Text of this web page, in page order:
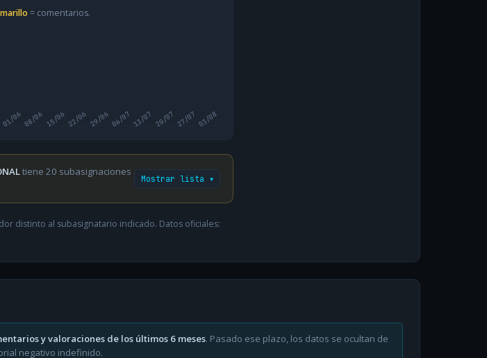
= comentarios.
01/0608/06 15/0622/06 29/0606/07 13/07 20/07 27/07 03/08
tiene 20 subasignaciones
Mostrar lista ▾
distinto al subasignatario indicado. Datos oficiales:
y valoraciones de los últimos 6 meses. Pasado ese plazo, los datos se ocultan de
negativo indefinido.